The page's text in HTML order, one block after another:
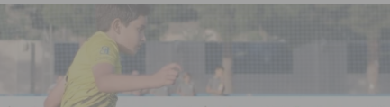
Corte 2026
de Ciudad Quesada 2026
ROJALES
Patronales en honor a la Virgen de la Salud y San Miguel